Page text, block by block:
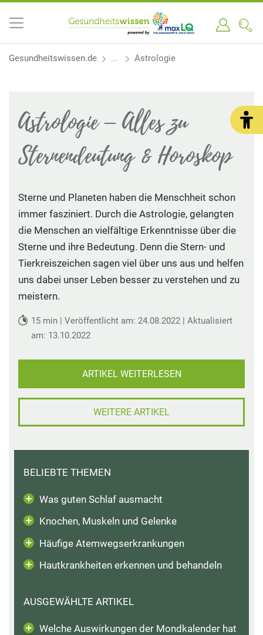
Gesundheitswissen.de Astrologie
Astrologie – Alles zu
Sternendeutung & Horoskop
Sterne und Planeten haben die Menschheit schon
immer fasziniert. Durch die Astrologie, gelangten
die Menschen an vielfältige Erkenntnisse über die
Sterne und ihre Bedeutung. Denn die Stern- und
Tierkreiszeichen sagen viel über uns aus und helfen
uns dabei unser Leben besser zu verstehen und zu
meistern.
15 min | Veröffentlicht am: 24.08.2022 | Aktualisiert
am: 13.10.2022
ARTIKEL WEITERLESEN
WEITERE ARTIKEL
BELIEBTE THEMEN
Was guten Schlaf ausmacht
Knochen, Muskeln und Gelenke
Häufige Atemwegserkrankungen
Hautkrankheiten erkennen und behandeln
AUSGEWÄHLTE ARTIKEL
Welche Auswirkungen der Mondkalender hat